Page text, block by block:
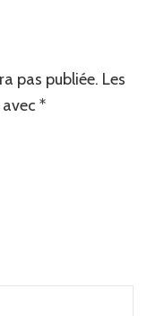
pas publiée. Les
*